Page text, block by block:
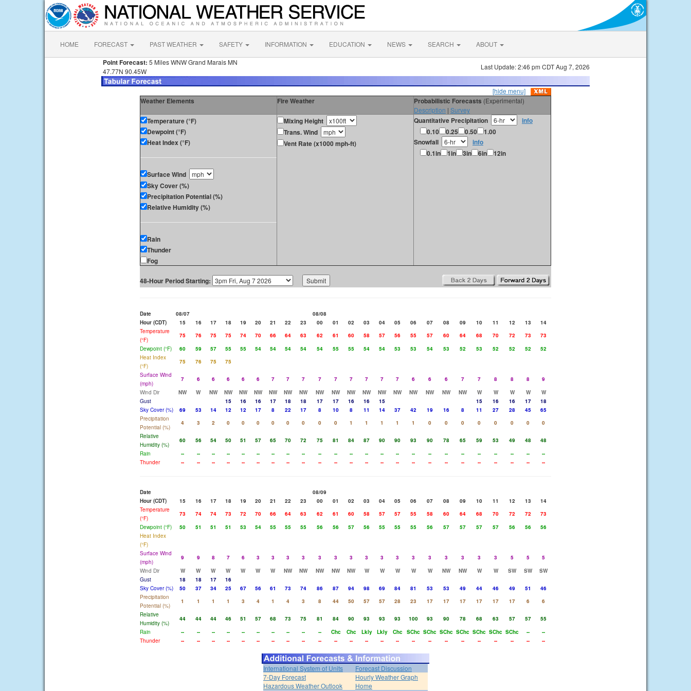
HOME FORECAST PAST WEATHER SAFETY INFORMATION EDUCATION NEWS SEARCH ABOUT
Point Forecast: 5 Miles WNW Grand Marais MN
47.77N 90.45W
Last Update: 2:46 pm CDT Aug 7, 2026
[hide menu]
Weather Elements Fire Weather Probabilistic Forecasts (Experimental)
Description | Survey
Temperature (°F)
Dewpoint (°F)
Heat Index (°F)
Surface Wind
Sky Cover (%)
Precipitation Potential (%)
Relative Humidity (%)
Rain
Thunder
Fog
Mixing Height
Trans. Wind
Vent Rate (x1000 mph-ft)
Quantitative Precipitation
info
0.10
0.25 0.50
1.00
Snowfall
info
0.1in
1in 3in 6in 12in
48-Hour Period Starting:
Date 08/07
08/08
Hour (CDT)
15 16 17 18 19 20 21 22 23 00 01 02 03 04 05 06 07 08 09 10 11 12 13
14
Temperature
(°F)
75 76 75 75 74 70 66 64 63 62 61 60 58 57 56 55 57 60 64 68 70 72 73
73
Dewpoint (°F)
60 59 57 55 55 54 54 54 54 54 55 55 54 54 53 53 54 53 52 53 52 52 52
52
Heat Index
(°F)
75 76 75
75
Surface Wind
(mph)
7 6 6 6 6 6 7 7 7 7 7 7 7 7 7 6 6 6 7 7 8 8 8
9
Wind Dir
NW W NW NW NW NW NW NW NW NW NW NW NW NW NW NW NW NW NW W W W W
W
Gust
15 16 16 17 18 18 17 17 16 16 15 15 16 16 17
18
Sky Cover (%)
69 53 14 12 12 17 8 22 17 8 10 8 11 14 37 42 19 16 8 11 27 28 45
65
Precipitation
Potential (%)
4 3 2 0 0 0 0 0 0 0 0 1 1 1 1 1 0 0 0 0 0 0 0
0
Relative
Humidity (%)
60 56 54 50 51 57 65 70 72 75 81 84 87 90 90 93 90 78 65 59 53 49 48
48
Rain
-- -- -- -- -- -- -- -- -- -- -- -- -- -- -- -- -- -- -- -- -- -- --
--
Thunder
-- -- -- -- -- -- -- -- -- -- -- -- -- -- -- -- -- -- -- -- -- -- -- --
Date
08/09
Hour (CDT)
15 16 17 18 19 20 21 22 23 00 01 02 03 04 05 06 07 08 09 10 11 12 13
14
Temperature
(°F)
73 74 74 73 72 70 66 64 63 62 61 60 58 57 57 55 58 60 64 68 70 72 72
73
Dewpoint (°F)
50 51 51 51 53 54 55 55 55 56 56 57 56 55 55 55 56 57 57 57 57 56 56
56
Heat Index
(°F)
Surface Wind
(mph)
9 9 8 7 6 3 3 3 3 3 3 3 3 3 3 3 3 3 3 3 3 5 5
5
Wind Dir
W W W W W W W NW NW NW NW NW W W W W W NW NW W W SW SW
SW
Gust
18 18 17
16
Sky Cover (%)
50 37 34 25 67 56 61 73 74 86 87 94 98 69 84 81 53 53 49 44 46 49 51
46
Precipitation
Potential (%)
1 1 1 1 3 4 1 4 3 8 44 50 57 57 28 23 17 17 17 17 17 17 6
6
Relative
Humidity (%)
44 44 44 46 51 57 68 73 75 81 84 90 93 93 93 100 93 90 78 68 63 57 57
55
Rain
-- -- -- -- -- -- -- -- -- -- Chc Chc Lkly Lkly Chc SChc SChc SChc SChc SChc SChc SChc --
--
Thunder
-- -- -- -- -- -- -- -- -- -- -- -- -- -- -- -- -- -- -- -- -- -- -- --
International System of Units
Forecast Discussion
7-Day Forecast
Hourly Weather Graph
Hazardous Weather Outlook
Home